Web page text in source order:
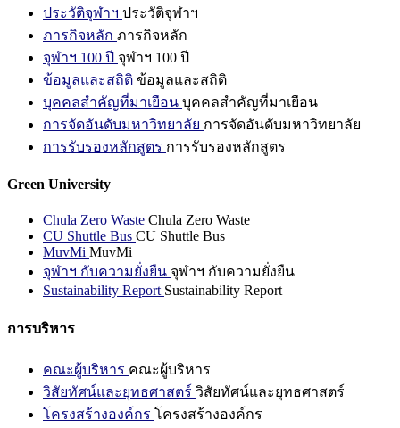
ประวัติจุฬาฯ ประวัติจุฬาฯ
ภารกิจหลัก ภารกิจหลัก
จุฬาฯ 100 ปี จุฬาฯ 100 ปี
ข้อมูลและสถิติ ข้อมูลและสถิติ
บุคคลสำคัญที่มาเยือน บุคคลสำคัญที่มาเยือน
การจัดอันดับมหาวิทยาลัย การจัดอันดับมหาวิทยาลัย
การรับรองหลักสูตร การรับรองหลักสูตร
Green University
Chula Zero Waste Chula Zero Waste
CU Shuttle Bus CU Shuttle Bus
MuvMi MuvMi
จุฬาฯ กับความยั่งยืน จุฬาฯ กับความยั่งยืน
Sustainability Report Sustainability Report
การบริหาร
คณะผู้บริหาร คณะผู้บริหาร
วิสัยทัศน์และยุทธศาสตร์ วิสัยทัศน์และยุทธศาสตร์
โครงสร้างองค์กร โครงสร้างองค์กร